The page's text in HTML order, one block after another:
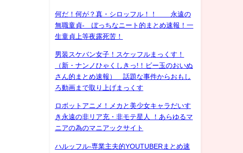
何だ！何が？真・シロッフル！！ 永遠の
無職童貞- ぼっちなニート的まとめ速報！一
生童貞上等夜露死苦！
男装スケバン女子！スケッフルまっくす！
（新・ナンノひゃくしきっ!！ビー玉のおいぬ
さん的まとめ速報） 話題な事件からおもし
ろ動画まで取り上げまっくす
ロボットアニメ！メカと美少女キャラだいす
き永遠の非リア充・非モテ星人 ！あらゆるマ
ニアの為のマニアックサイト
ハルッフル-専業主夫的YOUTUBERまとめ速